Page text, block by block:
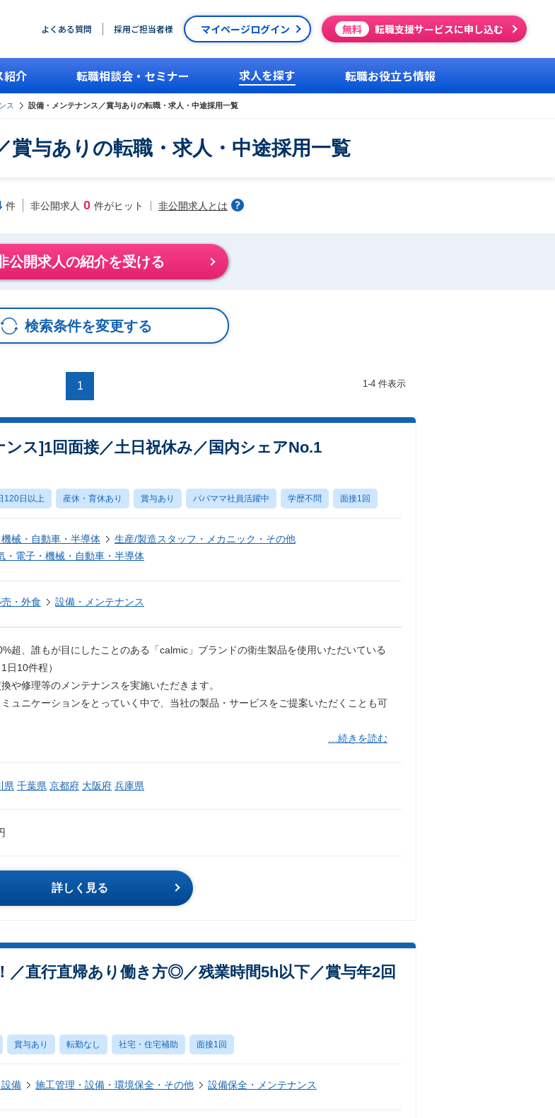
よくある質問 採用ご担当者様 マイページログイン 無料 転職支援サービスに申し込む
紹介 転職相談会・セミナー 求人を探す 転職お役立ち情報
ス 設備・メンテナンス／賞与ありの転職・求人・中途採用一覧
賞与ありの転職・求人・中途採用一覧
件 非公開求人 0 件がヒット 非公開求人とは
公開求人の紹介を受ける
検索条件を変更する
1 1-4 件表示
ス]1回面接／土日祝休み／国内シェアNo.1
120日以上 産休・育休あり 賞与あり パパママ社員活躍中 学歴不問 面接1回
械・自動車・半導体
生産/製造スタッフ・メカニック・その他
・電子・機械・自動車・半導体
・外食 設備・メンテナンス
超、誰もが目にしたことのある「calmic」ブランドの衛生製品を使用いただいている
日10件程）
や修理等のメンテナンスを実施いただきます。
ュニケーションをとっていく中で、当社の製品・サービスをご提案いただくことも可
…続きを読む
県 千葉県 京都府 大阪府 兵庫県
詳しく見る
／直行直帰あり働き方◎／残業時間5h以下／賞与年2回
賞与あり 転勤なし 社宅・住宅補助 面接1回
備 施工管理・設備・環境保全・その他 設備保全・メンテナンス